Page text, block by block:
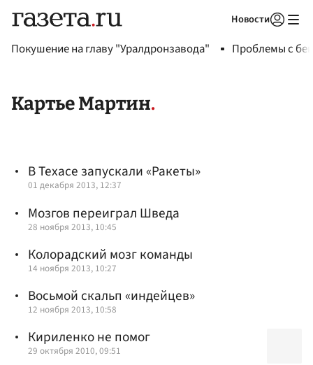
Новости
Покушение на главу "Уралдронзавода" Проблемы с
Картье Мартин
В Техасе запускали «Ракеты»
01 декабря 2013, 12:37
Мозгов переиграл Шведа
28 ноября 2013, 10:45
Колорадский мозг команды
14 ноября 2013, 10:27
Восьмой скальп «индейцев»
12 ноября 2013, 10:58
Кириленко не помог
29 октября 2010, 09:51